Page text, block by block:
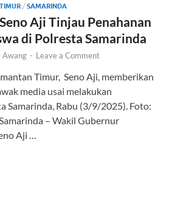
/ SAMARINDA
Aji Tinjau Penahanan
di Polresta Samarinda
Awang - Leave a Comment
Timur, Seno Aji, memberikan
media usai melakukan
Samarinda, Rabu (3/9/2025). Foto:
– Wakil Gubernur
Aji …